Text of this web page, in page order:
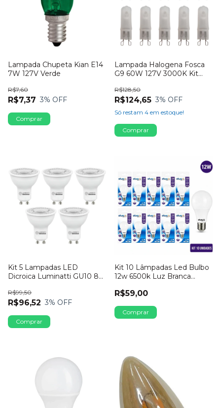
Lampada Chupeta Kian E14
7W 127V Verde
R$7,37
R$7,60
3% OFF
Lampada Halogena Fosca
G9 60W 127V 3000K Kit
R$124,65
R$128,50
3% OFF
Só restam 4 em estoque!
Kit 5 Lampadas LED
Dicroica Luminatti GU10 8W
R$96,52
R$99,50
3% OFF
Kit 10 Lâmpadas Led Bulbo
12w 6500k Luz Branca
R$59,00